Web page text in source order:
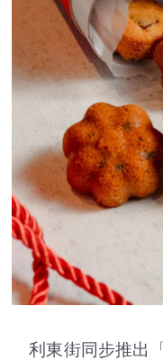
利東街同步推出